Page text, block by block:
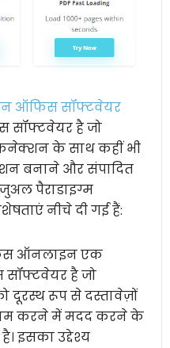
ऑफिस सॉफ्टवेयर
सॉफ्टवेयर है जो
के साथ कहीं भी
बनाने और संपादित
पैराडाइग्म
नीचे दी गई हैं:
ऑनलाइन एक
है जो
दूरस्थ रूप से दस्तावेज़ों
करने में मदद करने के
इसका उद्देश्य